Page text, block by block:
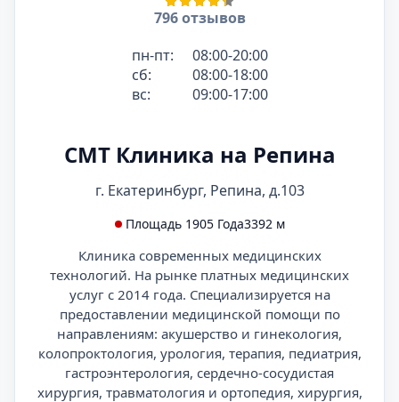
796 отзывов
пн-пт:
08:00-20:00
сб:
08:00-18:00
вс:
09:00-17:00
СМТ Клиника на Репина
г. Екатеринбург, Репина, д.103
Площадь 1905 Года3392 м
Клиника современных медицинских
технологий. На рынке платных медицинских
услуг с 2014 года. Специализируется на
предоставлении медицинской помощи по
направлениям: акушерство и гинекология,
колопроктология, урология, терапия, педиатрия,
гастроэнтерология, сердечно-сосудистая
хирургия, травматология и ортопедия, хирургия,